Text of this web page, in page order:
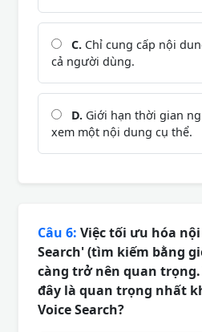
C. Chỉ cung cấp nội
cả người dùng.
D. Giới hạn thời gian
xem một nội dung cụ thể.
Câu 6: Việc tối ưu hóa
Search' (tìm kiếm bằng
càng trở nên quan trọng.
đây là quan trọng nhất
Voice Search?